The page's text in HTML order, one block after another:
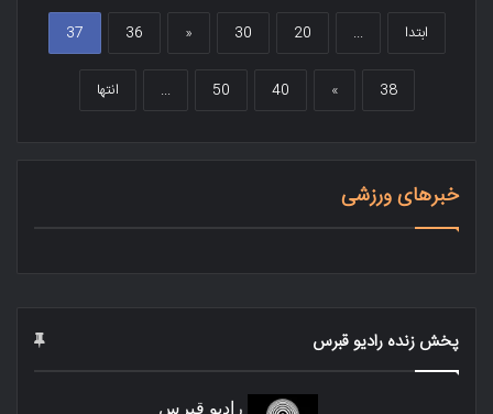
ابتدا ...
20
30
«
36
37
38
»
40
50
... انتها
خبرهای ورزشی
پخش زنده رادیو قبرس
رادیو قبرس